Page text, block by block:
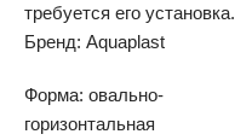
требуется его установка.
Бренд: Aquaplast
Форма: овально-
горизонтальная